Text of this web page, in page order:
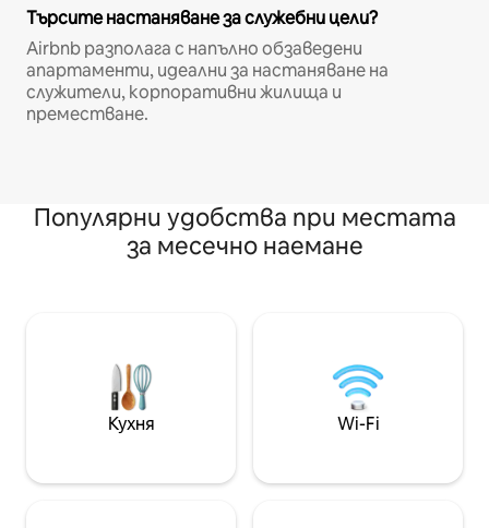
Търсите настаняване за служебни цели?
Airbnb разполага с напълно обзаведени
апартаменти, идеални за настаняване на
служители, корпоративни жилища и
преместване.
Популярни удобства при местата
за месечно наемане
Кухня Wi-Fi